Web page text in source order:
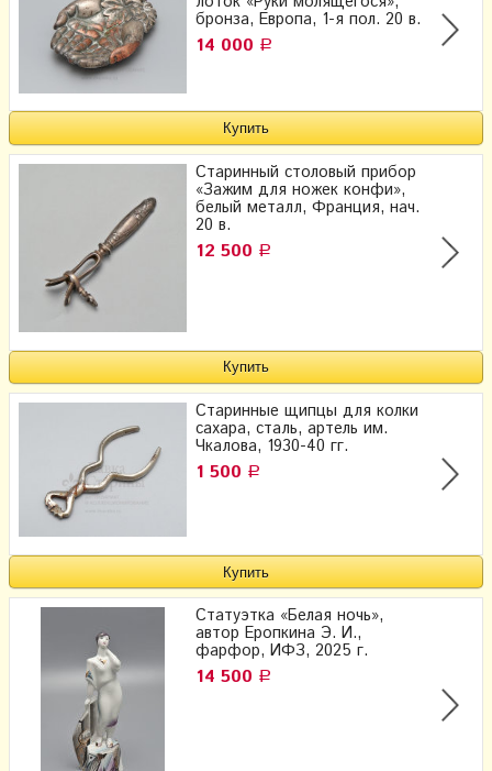
бронза, Европа, 1-я пол. 20 в.
14 000 Р
Старинный столовый прибор
«Зажим для ножек конфи»,
белый металл, Франция, нач.
20 в.
12 500 Р
Старинные щипцы для колки
сахара, сталь, артель им.
Чкалова, 1930-40 гг.
1 500 Р
Статуэтка «Белая ночь»,
автор Еропкина Э. И.,
фарфор, ИФЗ, 2025 г.
14 500 Р